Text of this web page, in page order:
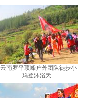
云南罗平顶峰户外团队徒步小
鸡登沐浴天...